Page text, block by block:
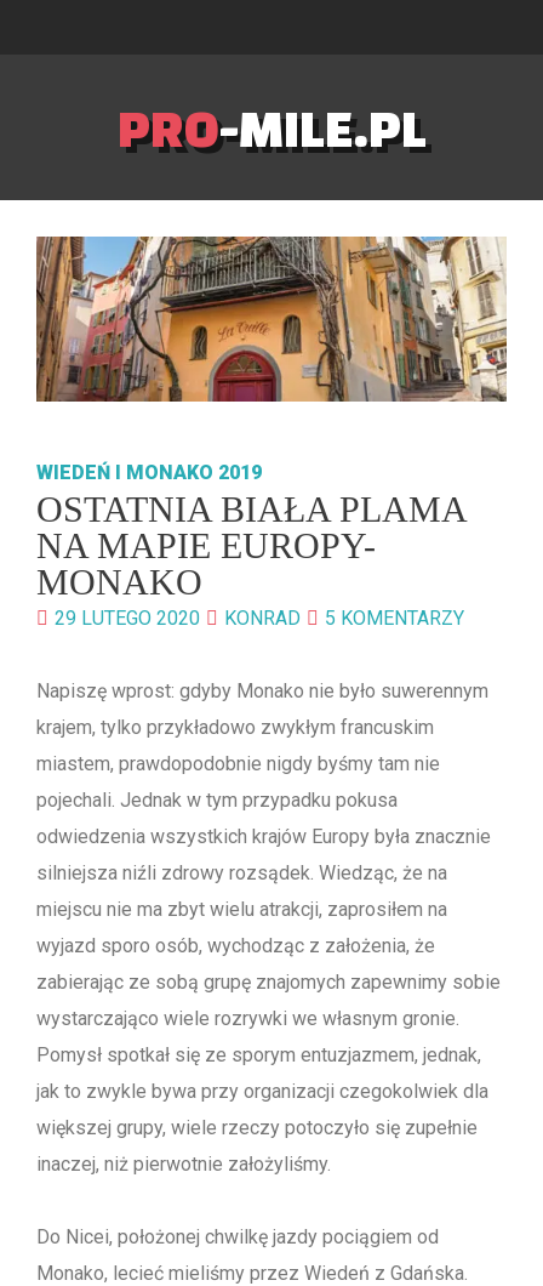
PRO-MILE.PL
WIEDEŃ I MONAKO 2019
OSTATNIA BIAŁA PLAMA
NA MAPIE EUROPY-
MONAKO
29 LUTEGO 2020 KONRAD 5 KOMENTARZY
Napiszę wprost: gdyby Monako nie było suwerennym
krajem, tylko przykładowo zwykłym francuskim
miastem, prawdopodobnie nigdy byśmy tam nie
pojechali. Jednak w tym przypadku pokusa
odwiedzenia wszystkich krajów Europy była znacznie
silniejsza niźli zdrowy rozsądek. Wiedząc, że na
miejscu nie ma zbyt wielu atrakcji, zaprosiłem na
wyjazd sporo osób, wychodząc z założenia, że
zabierając ze sobą grupę znajomych zapewnimy sobie
wystarczająco wiele rozrywki we własnym gronie.
Pomysł spotkał się ze sporym entuzjazmem, jednak,
jak to zwykle bywa przy organizacji czegokolwiek dla
większej grupy, wiele rzeczy potoczyło się zupełnie
inaczej, niż pierwotnie założyliśmy.
Do Nicei, położonej chwilkę jazdy pociągiem od
Monako, lecieć mieliśmy przez Wiedeń z Gdańska.